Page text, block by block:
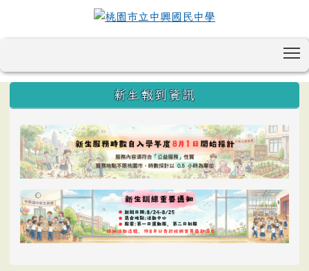
:::
新生報到資訊